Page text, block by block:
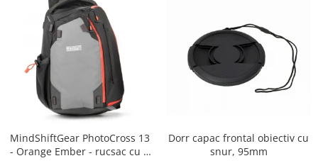
negative late 120mm alb-negru
negative late 120mm color
Scanere Film
Binocluri, Lupe si Telescoape
Binocluri
Accesorii pentru Lunete si
Telescoape
MindShiftGear PhotoCross 13
- Orange Ember - rucsac cu o
Dorr capac frontal obiectiv cu
snur, 95mm